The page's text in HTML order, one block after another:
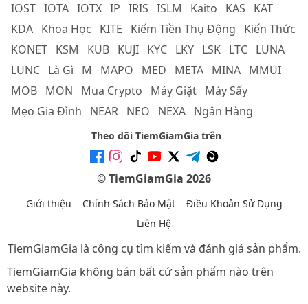
IOST IOTA IOTX IP IRIS ISLM Kaito KAS
KAT
KDA Khoa Học KITE Kiếm Tiền Thụ Động
Kiến Thức
KONET KSM KUB KUJI KYC LKY LSK LTC LUNA
LUNC Là Gì M MAPO MED META MINA MMUI
MOB MON Mua Crypto Máy Giặt Máy Sấy
Mẹo Gia Đình
NEAR NEO NEXA Ngân Hàng
Theo dõi TiemGiamGia trên
© TiemGiamGia 2026
Giới thiệu Chính Sách Bảo Mật
Điều Khoản Sử Dụng
Liên Hệ
TiemGiamGia là công cụ tìm kiếm và đánh giá sản phẩm.
TiemGiamGia không bán bất cứ sản phẩm nào trên
website này.